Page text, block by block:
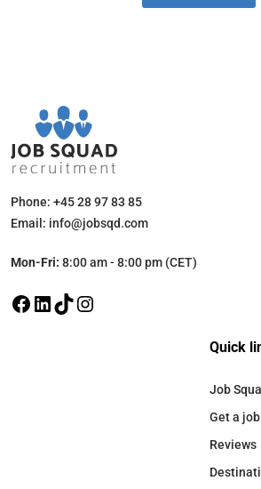
Phone: +45 28 97 83 85
Email: info@jobsqd.com
Mon-Fri: 8:00 am - 8:00 pm (CET)
Quick
Job
Get a
Reviews